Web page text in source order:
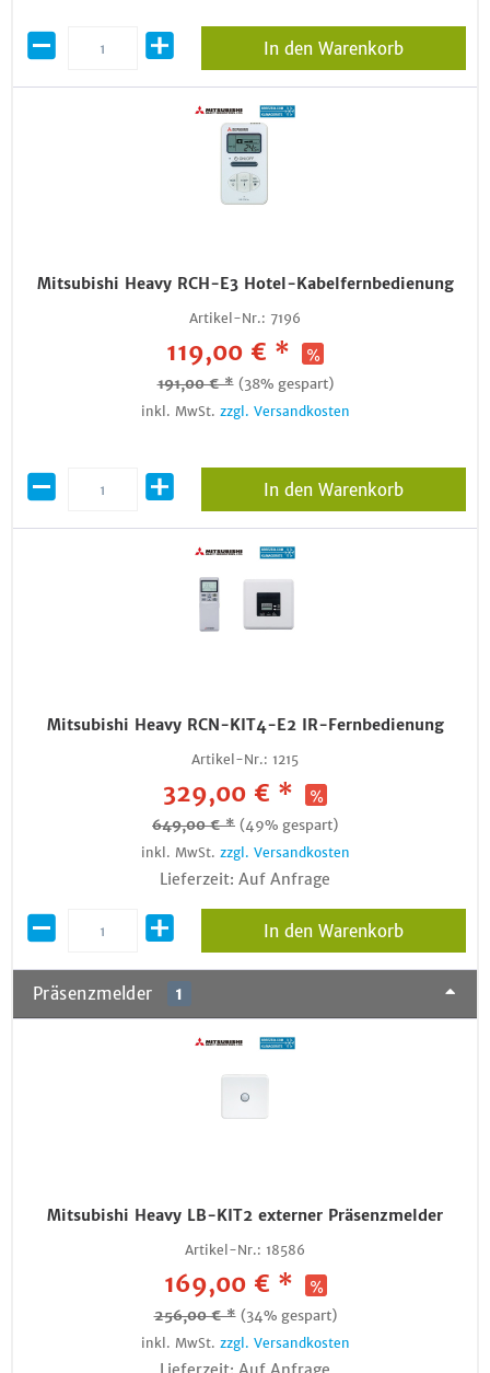
In den Warenkorb
Mitsubishi Heavy RCH-E3 Hotel-Kabelfernbedienung
Artikel-Nr.: 7196
119,00 € *
191,00 € * (38% gespart)
inkl. MwSt. zzgl. Versandkosten
In den Warenkorb
Mitsubishi Heavy RCN-KIT4-E2 IR-Fernbedienung
Artikel-Nr.: 1215
329,00 € *
649,00 € * (49% gespart)
inkl. MwSt. zzgl. Versandkosten
Lieferzeit: Auf Anfrage
In den Warenkorb
Präsenzmelder 1
Mitsubishi Heavy LB-KIT2 externer Präsenzmelder
Artikel-Nr.: 18586
169,00 € *
256,00 € * (34% gespart)
inkl. MwSt. zzgl. Versandkosten